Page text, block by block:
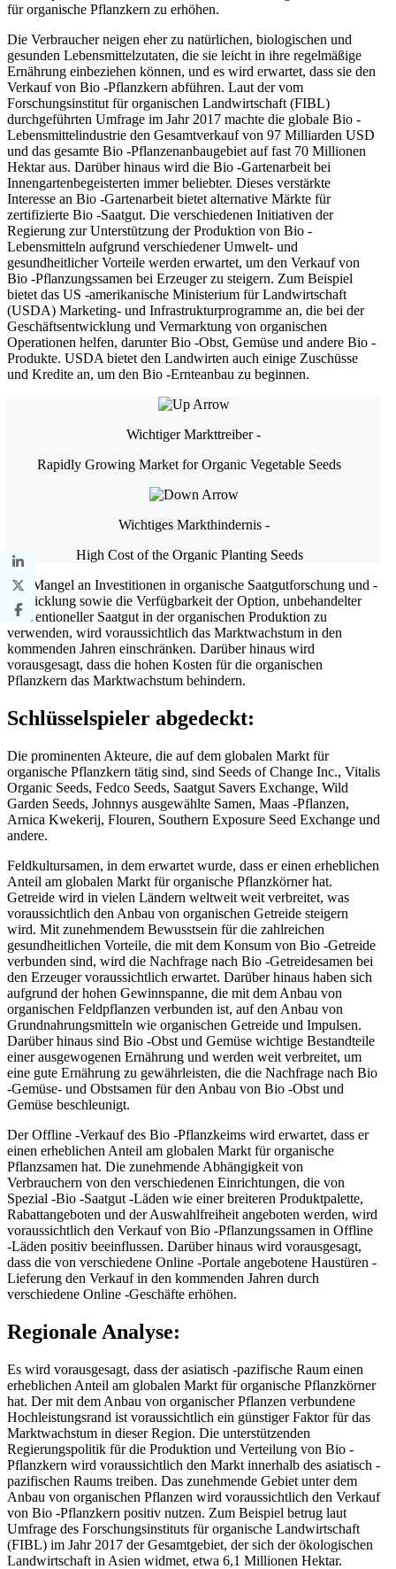
für organische Pflanzkern zu erhöhen.
Die Verbraucher neigen eher zu natürlichen, biologischen und
gesunden Lebensmittelzutaten, die sie leicht in ihre regelmäßige
Ernährung einbeziehen können, und es wird erwartet, dass sie den
Verkauf von Bio -Pflanzkern abführen. Laut der vom
Forschungsinstitut für organischen Landwirtschaft (FIBL)
durchgeführten Umfrage im Jahr 2017 machte die globale Bio -
Lebensmittelindustrie den Gesamtverkauf von 97 Milliarden USD
und das gesamte Bio -Pflanzenanbaugebiet auf fast 70 Millionen
Hektar aus. Darüber hinaus wird die Bio -Gartenarbeit bei
Innengartenbegeisterten immer beliebter. Dieses verstärkte
Interesse an Bio -Gartenarbeit bietet alternative Märkte für
zertifizierte Bio -Saatgut. Die verschiedenen Initiativen der
Regierung zur Unterstützung der Produktion von Bio -
Lebensmitteln aufgrund verschiedener Umwelt- und
gesundheitlicher Vorteile werden erwartet, um den Verkauf von
Bio -Pflanzungssamen bei Erzeuger zu steigern. Zum Beispiel
bietet das US -amerikanische Ministerium für Landwirtschaft
(USDA) Marketing- und Infrastrukturprogramme an, die bei der
Geschäftsentwicklung und Vermarktung von organischen
Operationen helfen, darunter Bio -Obst, Gemüse und andere Bio -
Produkte. USDA bietet den Landwirten auch einige Zuschüsse
und Kredite an, um den Bio -Ernteanbau zu beginnen.
Wichtiger Markttreiber -
Rapidly Growing Market for Organic Vegetable Seeds
Wichtiges Markthindernis -
High Cost of the Organic Planting Seeds
Der Mangel an Investitionen in organische Saatgutforschung und -
entwicklung sowie die Verfügbarkeit der Option, unbehandelter
konventioneller Saatgut in der organischen Produktion zu
verwenden, wird voraussichtlich das Marktwachstum in den
kommenden Jahren einschränken. Darüber hinaus wird
vorausgesagt, dass die hohen Kosten für die organischen
Pflanzkern das Marktwachstum behindern.
Schlüsselspieler abgedeckt:
Die prominenten Akteure, die auf dem globalen Markt für
organische Pflanzkern tätig sind, sind Seeds of Change Inc., Vitalis
Organic Seeds, Fedco Seeds, Saatgut Savers Exchange, Wild
Garden Seeds, Johnnys ausgewählte Samen, Maas -Pflanzen,
Arnica Kwekerij, Flouren, Southern Exposure Seed Exchange und
andere.
Feldkultursamen, in dem erwartet wurde, dass er einen erheblichen
Anteil am globalen Markt für organische Pflanzkörner hat.
Getreide wird in vielen Ländern weltweit weit verbreitet, was
voraussichtlich den Anbau von organischen Getreide steigern
wird. Mit zunehmendem Bewusstsein für die zahlreichen
gesundheitlichen Vorteile, die mit dem Konsum von Bio -Getreide
verbunden sind, wird die Nachfrage nach Bio -Getreidesamen bei
den Erzeuger voraussichtlich erwartet. Darüber hinaus haben sich
aufgrund der hohen Gewinnspanne, die mit dem Anbau von
organischen Feldpflanzen verbunden ist, auf den Anbau von
Grundnahrungsmitteln wie organischen Getreide und Impulsen.
Darüber hinaus sind Bio -Obst und Gemüse wichtige Bestandteile
einer ausgewogenen Ernährung und werden weit verbreitet, um
eine gute Ernährung zu gewährleisten, die die Nachfrage nach Bio
-Gemüse- und Obstsamen für den Anbau von Bio -Obst und
Gemüse beschleunigt.
Der Offline -Verkauf des Bio -Pflanzkeims wird erwartet, dass er
einen erheblichen Anteil am globalen Markt für organische
Pflanzsamen hat. Die zunehmende Abhängigkeit von
Verbrauchern von den verschiedenen Einrichtungen, die von
Spezial -Bio -Saatgut -Läden wie einer breiteren Produktpalette,
Rabattangeboten und der Auswahlfreiheit angeboten werden, wird
voraussichtlich den Verkauf von Bio -Pflanzungssamen in Offline
-Läden positiv beeinflussen. Darüber hinaus wird vorausgesagt,
dass die von verschiedene Online -Portale angebotene Haustüren -
Lieferung den Verkauf in den kommenden Jahren durch
verschiedene Online -Geschäfte erhöhen.
Regionale Analyse:
Es wird vorausgesagt, dass der asiatisch -pazifische Raum einen
erheblichen Anteil am globalen Markt für organische Pflanzkörner
hat. Der mit dem Anbau von organischer Pflanzen verbundene
Hochleistungsrand ist voraussichtlich ein günstiger Faktor für das
Marktwachstum in dieser Region. Die unterstützenden
Regierungspolitik für die Produktion und Verteilung von Bio -
Pflanzkern wird voraussichtlich den Markt innerhalb des asiatisch -
pazifischen Raums treiben. Das zunehmende Gebiet unter dem
Anbau von organischen Pflanzen wird voraussichtlich den Verkauf
von Bio -Pflanzkern positiv nutzen. Zum Beispiel betrug laut
Umfrage des Forschungsinstituts für organische Landwirtschaft
(FIBL) im Jahr 2017 der Gesamtgebiet, der sich der ökologischen
Landwirtschaft in Asien widmet, etwa 6,1 Millionen Hektar.